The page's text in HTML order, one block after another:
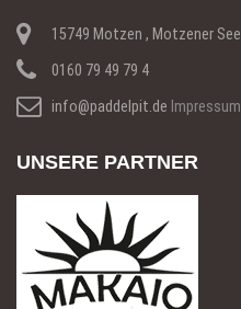
15749 Motzen , Motzener See
0160 79 49 79 4
info@paddelpit.de Impressum
UNSERE PARTNER